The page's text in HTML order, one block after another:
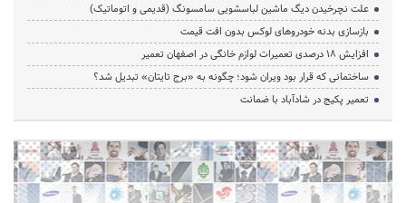
علت نچرخیدن دیگ ماشین لباسشویی سامسونگ (قدیمی و اتوماتیک)
بازسازی بدنه خودروهای لوکس بدون افت قیمت
افزایش ۱۸ درصدی تعمیرات لوازم خانگی در اصفهان تعمیر
ساختمانی که قرار بود ویران شود؛ چگونه به «برج تایتان» تبدیل شد؟
تعمیر پکیج در شادآباد با ضمانت